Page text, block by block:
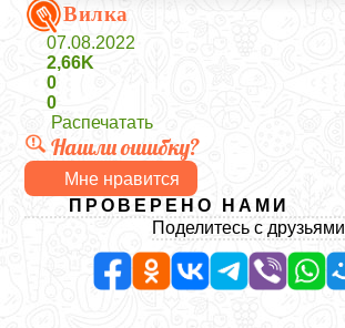
Вилка
07.08.2022
2,66K
0
0
Распечатать
Нашли ошибку?
Мне нравится
ПРОВЕРЕНО НАМИ
Поделитесь с друзьями